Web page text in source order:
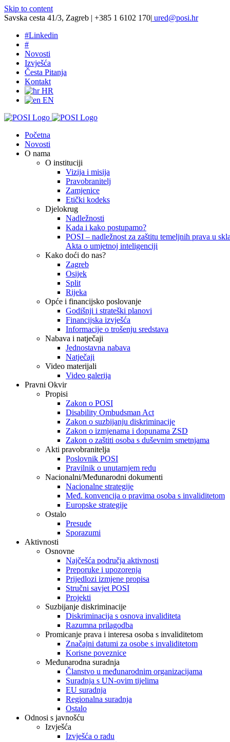
Skip to content
Savska cesta 41/3, Zagreb | +385 1 6102 170| ured@posi.hr
#Linkedin
#
Novosti
Izvješća
Česta Pitanja
Kontakt
HR
EN
Početna
Novosti
O nama
O instituciji
Vizija i misija
Pravobranitelj
Zamjenice
Etički kodeks
Djelokrug
Nadležnosti
Kada i kako postupamo?
POSI – nadležnost za zaštitu temeljnih prava u
Akta o umjetnoj inteligenciji
Kako doći do nas?
Zagreb
Osijek
Split
Rijeka
Opće i financijsko poslovanje
Godišnji i strateški planovi
Financijska izvješća
Informacije o trošenju sredstava
Nabava i natječaji
Jednostavna nabava
Natječaji
Video materijali
Video galerija
Pravni Okvir
Propisi
Zakon o POSI
Disability Ombudsman Act
Zakon o suzbijanju diskriminacije
Zakon o izmjenama i dopunama ZSD
Zakon o zaštiti osoba s duševnim smetnjama
Akti pravobranitelja
Poslovnik POSI
Pravilnik o unutarnjem redu
Nacionalni/Međunarodni dokumenti
Nacionalne strategije
Međ. konvencija o pravima osoba s invaliditetom
Europske strategije
Ostalo
Presude
Sporazumi
Aktivnosti
Osnovne
Najčešća područja aktivnosti
Preporuke i upozorenja
Prijedlozi izmjene propisa
Stručni savjet POSI
Projekti
Suzbijanje diskriminacije
Diskriminacija s osnova invaliditeta
Razumna prilagodba
Promicanje prava i interesa osoba s invaliditetom
Značajni datumi za osobe s invaliditetom
Korisne poveznice
Međunarodna suradnja
Članstvo u međunarodnim organizacijama
Suradnja s UN-ovim tijelima
EU suradnja
Regionalna suradnja
Ostalo
Odnosi s javnošću
Izvješća
Izvješća o radu